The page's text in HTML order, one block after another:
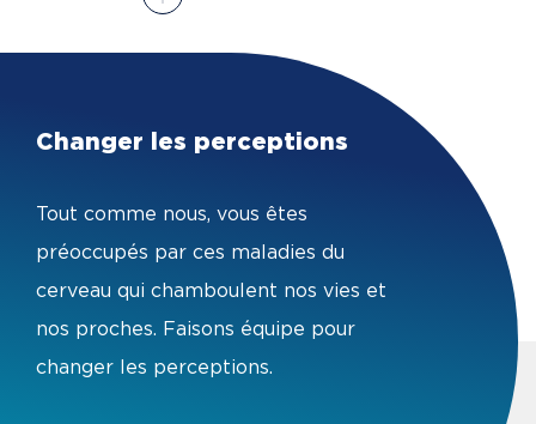
Changer les perceptions
Tout comme nous, vous êtes
préoccupés par ces maladies du
cerveau qui chamboulent nos vies et
nos proches. Faisons équipe pour
changer les perceptions.